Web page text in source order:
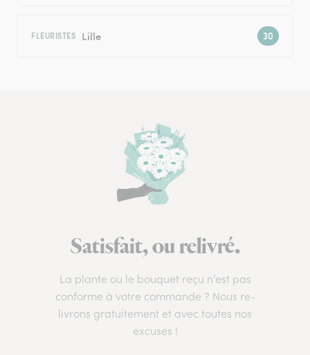
FLEURISTES Lille
Satisfait, ou relivré.
La plante ou le bouquet reçu n’est pas
conforme à votre commande ? Nous re-
livrons gratuitement et avec toutes nos
excuses !